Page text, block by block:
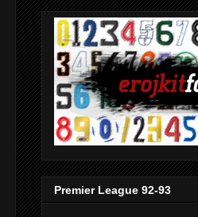
Premier League 92-93